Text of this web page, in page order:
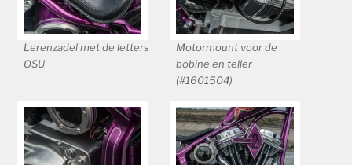
Lerenzadel met de letters
OSU
Motormount voor de
bobine en teller
(#1601504)